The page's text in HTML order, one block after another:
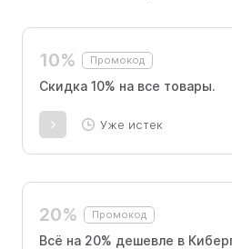
10% Промокод
Скидка 10% на все товары.
Уже истек
20% Промокод
Всё на 20% дешевле в